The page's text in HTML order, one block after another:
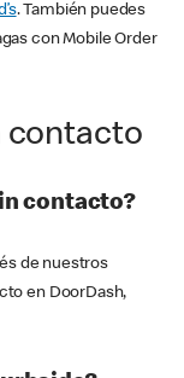
. También puedes
con Mobile Order
contacto
contacto?
de nuestros
en DoorDash,